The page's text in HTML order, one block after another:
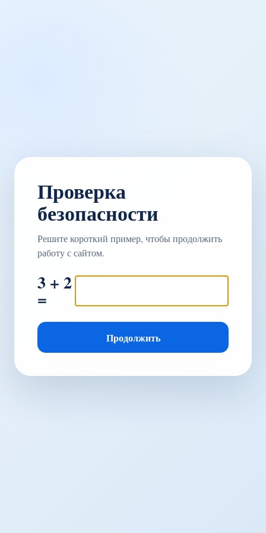
Проверка
безопасности
Решите короткий пример, чтобы продолжить
работу с сайтом.
3 + 2
=
Продолжить